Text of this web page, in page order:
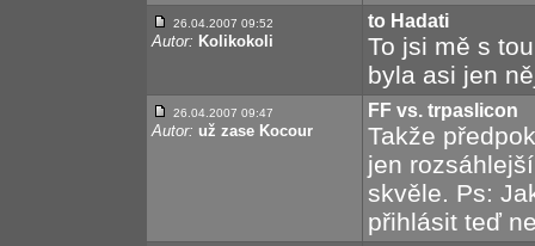
26.04.2007 09:52
Autor: Kolikokoli
to Hadati
To jsi mě s
byla asi jen
26.04.2007 09:47
Autor: už zase Kocour
FF vs. trpaslicon
Takže
jen
skvěle. Ps:
přihlásit teď